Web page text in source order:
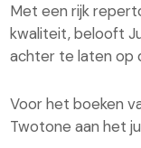
Met een rijk
kwaliteit, belooft
achter te laten op
Voor het boeken
Twotone aan het